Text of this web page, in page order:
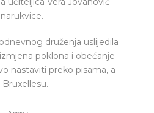
druženja uslijedila
poklona i obećanje
nastaviti preko pisama, a